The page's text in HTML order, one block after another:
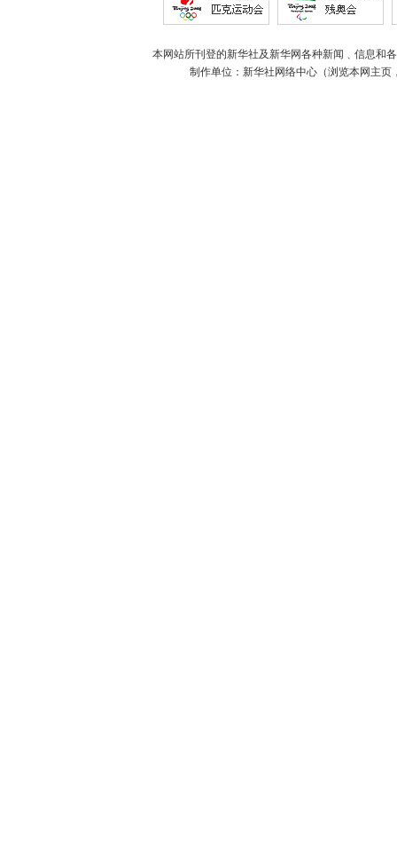
本网站所刊登的新华社及新华网各种新闻﹑信息和
制作单位：新华社网络中心（浏览本网主